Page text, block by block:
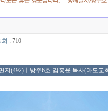
: 710
지(492)ㅣ방주6호 김홍윤 목사(마도교